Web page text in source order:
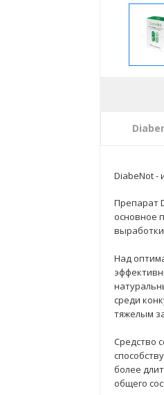
DiabeNot -
Препарат
основное
Над
среди
тяжелым
Средство
более
общего